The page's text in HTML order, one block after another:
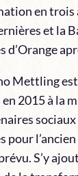
en trois
et la
Mettling
2015 à la
S’y